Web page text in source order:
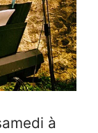
à